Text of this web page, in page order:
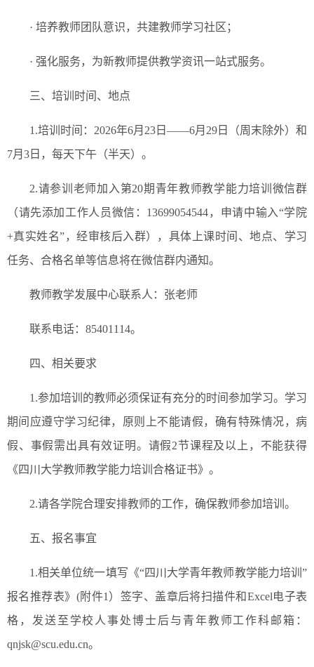
· 培养教师团队意识，共建教师学习社区；
· 强化服务，为新教师提供教学资讯一站式服务。
三、培训时间、地点
1.培训时间：2026年6月23日——6月29日（周末除外）和
7月3日，每天下午（半天）。
2.请参训老师加入第20期青年教师教学能力培训微信群
（请先添加工作人员微信：13699054544，申请中输入“学院
+真实姓名”，经审核后入群），具体上课时间、地点、学习
任务、合格名单等信息将在微信群内通知。
教师教学发展中心联系人：张老师
联系电话：85401114。
四、相关要求
1.参加培训的教师必须保证有充分的时间参加学习。学习
期间应遵守学习纪律，原则上不能请假，确有特殊情况，病
假、事假需出具有效证明。请假2节课程及以上，不能获得
《四川大学教师教学能力培训合格证书》。
2.请各学院合理安排教师的工作，确保教师参加培训。
五、报名事宜
1.相关单位统一填写《“四川大学青年教师教学能力培训”
报名推荐表》(附件1）签字、盖章后将扫描件和Excel电子表
格，发送至学校人事处博士后与青年教师工作科邮箱：
qnjsk@scu.edu.cn。